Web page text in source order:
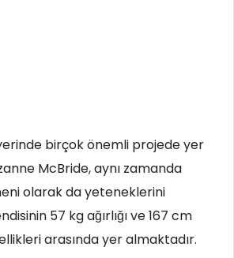
birçok önemli projede yer
McBride, aynı zamanda
olarak da yeteneklerini
57 kg ağırlığı ve 167 cm
arasında yer almaktadır.